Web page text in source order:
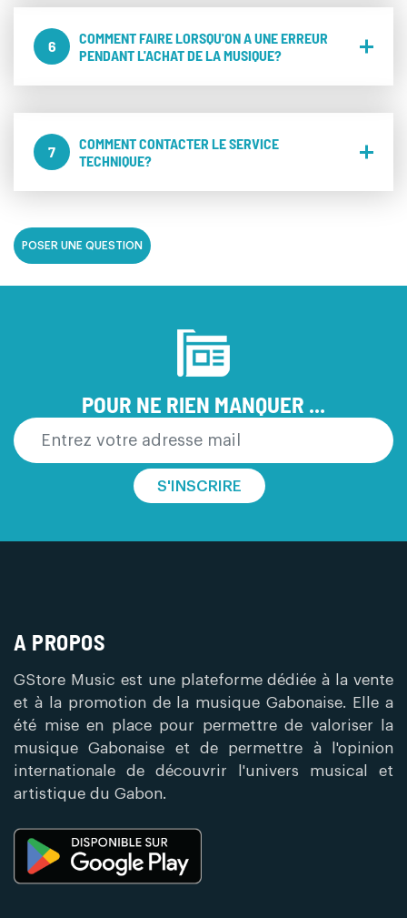
6
COMMENT FAIRE LORSQU'ON A UNE ERREUR
PENDANT L'ACHAT DE LA MUSIQUE?
7
COMMENT CONTACTER LE SERVICE
TECHNIQUE?
POSER UNE QUESTION
POUR NE RIEN MANQUER ...
S'INSCRIRE
A PROPOS
GStore Music est une plateforme dédiée à la vente
et à la promotion de la musique Gabonaise. Elle a
été mise en place pour permettre de valoriser la
musique Gabonaise et de permettre à l'opinion
internationale de découvrir l'univers musical et
artistique du Gabon.